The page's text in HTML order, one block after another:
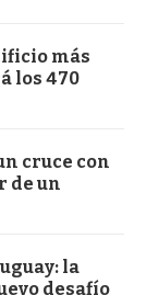
más
los 470
cruce con
de un
la
desafío